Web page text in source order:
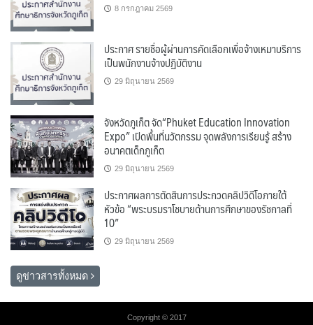
8 กรกฎาคม 2569
ประกาศ รายชื่อผู้ผ่านการคัดเลือกเพื่อจ้างเหมาบริการ
เป็นพนักงานจ้างปฏิบัติงาน
29 มิถุนายน 2569
จังหวัดภูเก็ต จัด“Phuket Education Innovation
Expo” เปิดพื้นที่นวัตกรรม จุดพลังการเรียนรู้ สร้าง
อนาคตเด็กภูเก็ต
29 มิถุนายน 2569
ประกาศผลการตัดสินการประกวดคลิปวิดีโอภายใต้
หัวข้อ “พระบรมราโชบายด้านการศึกษาของรัชกาลที่
10”
29 มิถุนายน 2569
ดูข่าวสารทั้งหมด
Copyright © 2017